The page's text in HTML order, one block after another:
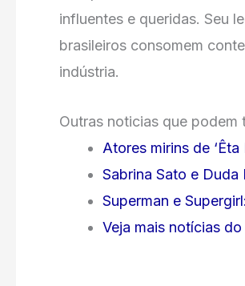
influentes e queridas. Seu
brasileiros consomem
indústria.
Outras noticias que podem
Atores mirins de
Sabrina Sato e
Superman e
Veja mais notícias